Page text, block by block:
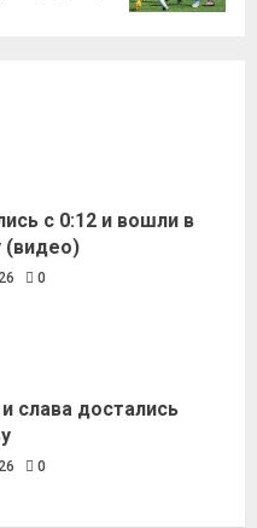
с 0:12 и вошли в
(видео)
0
слава достались
0